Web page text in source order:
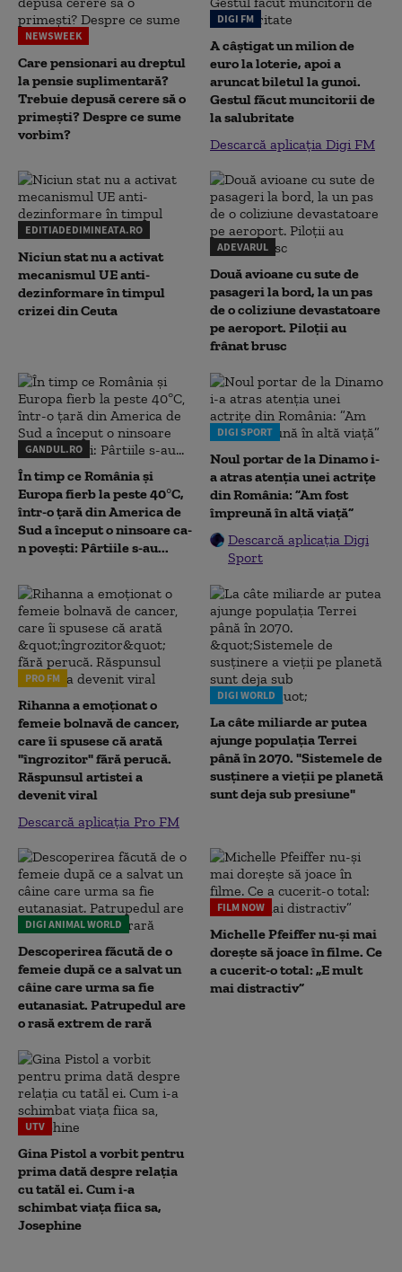
NEWSWEEK
Care pensionari au dreptul
la pensie suplimentară?
Trebuie depusă cerere să o
primești? Despre ce sume
vorbim?
DIGI FM
A câștigat un milion de
euro la loterie, apoi a
aruncat biletul la gunoi.
Gestul făcut muncitorii de
la salubritate
Descarcă aplicația Digi FM
EDITIADEDIMINEATA.RO
Niciun stat nu a activat
mecanismul UE anti-
dezinformare în timpul
crizei din Ceuta
ADEVARUL
Două avioane cu sute de
pasageri la bord, la un pas
de o coliziune devastatoare
pe aeroport. Piloții au
frânat brusc
GANDUL.RO
În timp ce România și
Europa fierb la peste 40°C,
într-o țară din America de
Sud a început o ninsoare ca-
n povești: Pârtiile s-au...
DIGI SPORT
Noul portar de la Dinamo i-
a atras atenția unei actrițe
din România: ”Am fost
împreună în altă viață”
Descarcă aplicația Digi
Sport
PRO FM
Rihanna a emoționat o
femeie bolnavă de cancer,
care îi spusese că arată
"îngrozitor" fără perucă.
Răspunsul artistei a
devenit viral
Descarcă aplicația Pro FM
DIGI WORLD
La câte miliarde ar putea
ajunge populația Terrei
până în 2070. "Sistemele de
susținere a vieții pe planetă
sunt deja sub presiune"
DIGI ANIMAL WORLD
Descoperirea făcută de o
femeie după ce a salvat un
câine care urma sa fie
eutanasiat. Patrupedul are
o rasă extrem de rară
FILM NOW
Michelle Pfeiffer nu-și mai
dorește să joace în filme. Ce
a cucerit-o total: „E mult
mai distractiv”
UTV
Gina Pistol a vorbit pentru
prima dată despre relația
cu tatăl ei. Cum i-a
schimbat viața fiica sa,
Josephine